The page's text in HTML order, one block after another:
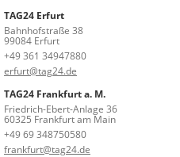
TAG24 Erfurt
Bahnhofstraße 38
99084 Erfurt
+49 361 34947880
erfurt@tag24.de
TAG24 Frankfurt a. M.
Friedrich-Ebert-Anlage 36
60325 Frankfurt am Main
+49 69 348750580
frankfurt@tag24.de